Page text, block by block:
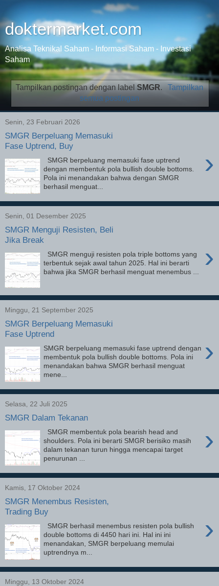
doktermarket.com
Analisa Teknikal Saham - Informasi Saham - Investasi
Saham
Tampilkan postingan dengan labelSMGR.
Tampilkan
semua postingan
Senin, 23 Februari 2026
SMGR Berpeluang Memasuki
Fase Uptrend, Buy
›
SMGR berpeluang memasuki fase uptrend
dengan membentuk pola bullish double bottoms.
Pola ini menandakan bahwa dengan SMGR
berhasil menguat...
Senin, 01 Desember 2025
SMGR Menguji Resisten, Beli
Jika Break
›
SMGR menguji resisten pola triple bottoms yang
terbentuk sejak awal tahun 2025. Hal ini berarti
bahwa jika SMGR berhasil menguat menembus ...
Minggu, 21 September 2025
SMGR Berpeluang Memasuki
Fase Uptrend
›
SMGR berpeluang memasuki fase uptrend dengan
membentuk pola bullish double bottoms. Pola ini
menandakan bahwa SMGR berhasil menguat
mene...
Selasa, 22 Juli 2025
SMGR Dalam Tekanan
›
SMGR membentuk pola bearish head and
shoulders. Pola ini berarti SMGR berisiko masih
dalam tekanan turun hingga mencapai target
penurunan ...
Kamis, 17 Oktober 2024
SMGR Menembus Resisten,
Trading Buy
›
SMGR berhasil menembus resisten pola bullish
double bottoms di 4450 hari ini. Hal ini ini
menandakan, SMGR berpeluang memulai
uptrendnya m...
Minggu, 13 Oktober 2024